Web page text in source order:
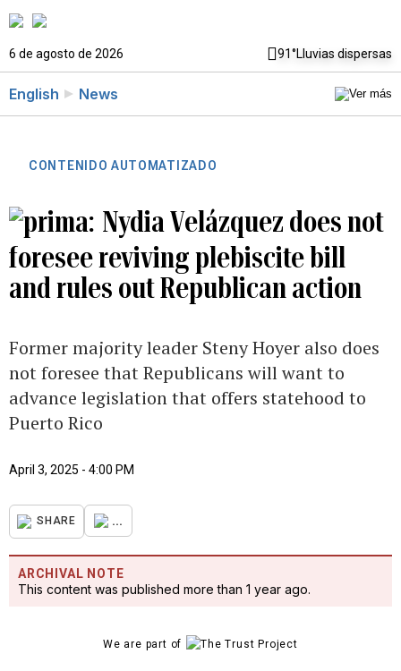
6 de agosto de 2026 91°Lluvias dispersas
English News
CONTENIDO AUTOMATIZADO
Nydia Velázquez does not
foresee reviving plebiscite bill
and rules out Republican action
Former majority leader Steny Hoyer also does
not foresee that Republicans will want to
advance legislation that offers statehood to
Puerto Rico
April 3, 2025 - 4:00 PM
SHARE ...
ARCHIVAL NOTE
This content was published more than 1 year ago.
We are part of